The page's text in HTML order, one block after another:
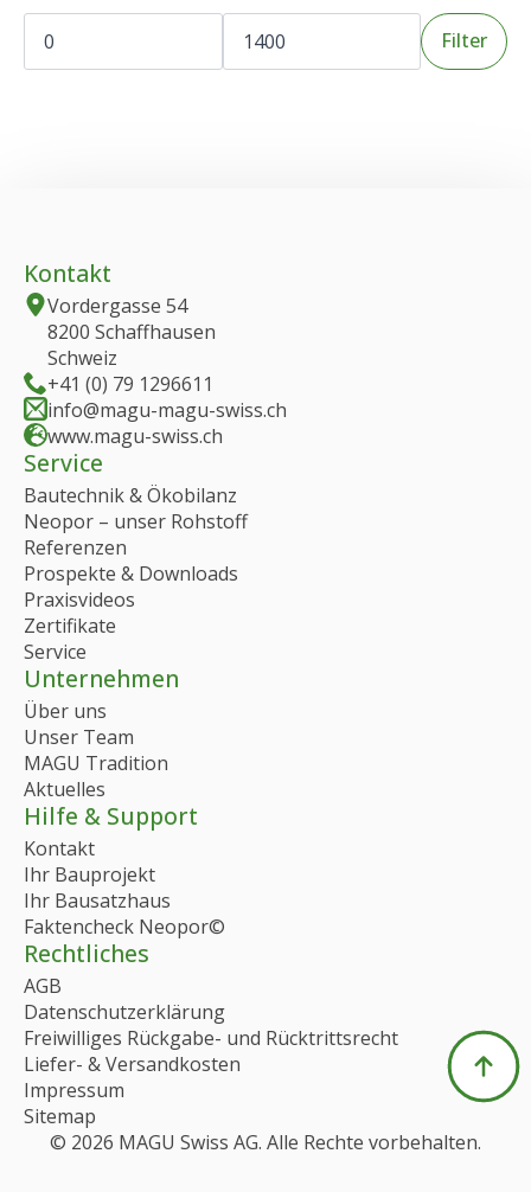
Min.
Preis
Max.
Preis Filter
Kontakt
Vordergasse 54
8200 Schaffhausen
Schweiz
+41 (0) 79 1296611
info@magu-magu-swiss.ch
www.magu-swiss.ch
Service
Bautechnik & Ökobilanz
Neopor – unser Rohstoff
Referenzen
Prospekte & Downloads
Praxisvideos
Zertifikate
Service
Unternehmen
Über uns
Unser Team
MAGU Tradition
Aktuelles
Hilfe & Support
Kontakt
Ihr Bauprojekt
Ihr Bausatzhaus
Faktencheck Neopor©
Rechtliches
AGB
Datenschutzerklärung
Freiwilliges Rückgabe- und Rücktrittsrecht
Liefer- & Versandkosten
Impressum
Sitemap
© 2026 MAGU Swiss AG. Alle Rechte vorbehalten.